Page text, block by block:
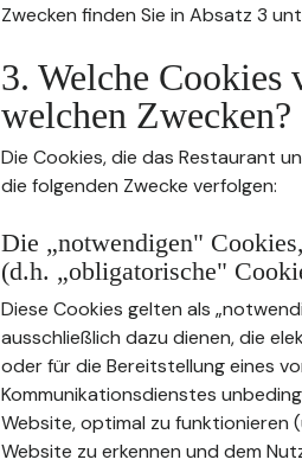
Zwecken finden Sie in Absatz 3
3. Welche Cookies
welchen Zwecken?
Die Cookies, die das Restaurant
die folgenden Zwecke verfolgen:
Die „notwendigen"
(d.h. „obligatorische"
Diese Cookies gelten als
ausschließlich dazu dienen, die
oder für die Bereitstellung eines
Kommunikationsdienstes
Website, optimal zu funktionieren
Website zu erkennen und dem